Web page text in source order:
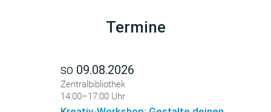
Termine
SO 09.08.2026
Zentralbibliothek
14:00–17:00 Uhr